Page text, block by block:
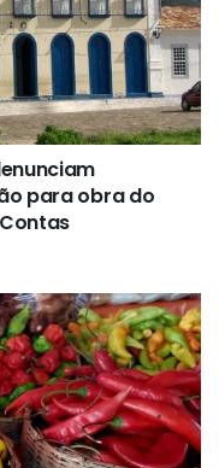
para obra do